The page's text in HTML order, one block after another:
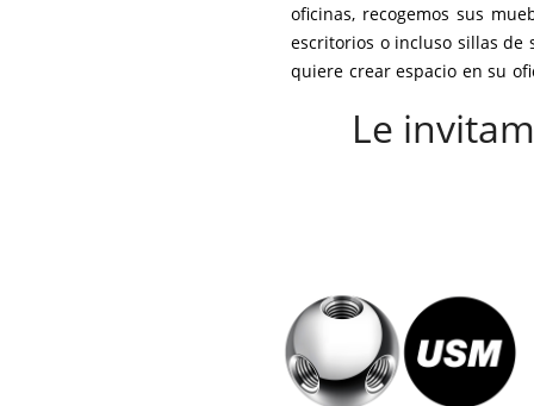
oficinas, recogemos sus
escritorios o incluso sillas de
quiere crear espacio en su
Le